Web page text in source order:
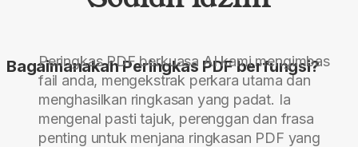
Bagaimanakah Peringkas PDF berfungsi?
Peringkas PDF berkuasa AI kami mengimbas
fail anda, mengekstrak perkara utama dan
menghasilkan ringkasan yang padat. Ia
mengenal pasti tajuk, perenggan dan frasa
penting untuk menjana ringkasan PDF yang